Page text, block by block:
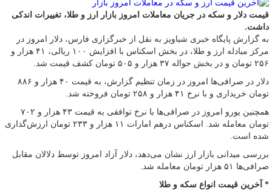
قیمت دلار و سکه در جریان معاملات امروز بازار ارز و طلا، تغییرات اندکی
داشت.
به گزارش پایگاه خبری شباویز به نقل از خبرگزاری فارس، دلار امروز در
مرکز مبادله ارز و طلا، در بخش اسکناس با افزایش ۱۰۰ ریالی، ۴۱ هزار و
۲۵۶ تومان و در بخش حواله‌ ۳۷ هزار و ۵۰۵ تومان کشف قیمت شد‌.
دلار در ‌‌صرافی‌ها امروز در زمان تنظیم گزارش، به قیمت ۴۰ هزار و ۸۸۶
تومان خریداری و با نرخ ۴۱ هزار و ۲۵۸ تومان فروخته شد.
همچنین ‌یورو امروز در صرافی‌ها با نرخ توافقی به قیمت ۴۳ هزار و ۷۰۲
تومان معامله شد. اسکناس درهم امارات ۱۱ هزار و ۲۳۳ تومان ارزش‌گذاری
شده است.
بررسی میدانی بازار ارز نشان می‌دهد‌،‌ دلار آزاد امروز توسط دلالان مقابل
صرافی‌ها ۵۱ هزار تومان معامله شد.
* آخرین قیمت انواع سکه و طلا ‌